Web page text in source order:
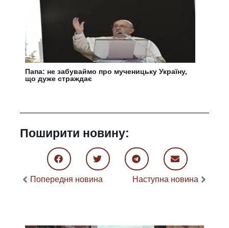
Папа: не забуваймо про мученицьку Україну,
що дуже страждає
Поширити новину:
Попередня новина Наступна новина